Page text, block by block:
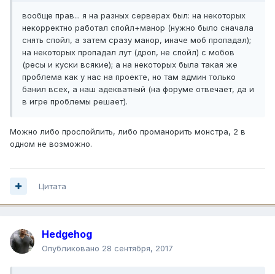
вообще прав... я на разных серверах был: на некоторых
некорректно работал спойл+манор (нужно было сначала
снять спойл, а затем сразу манор, иначе моб пропадал);
на некоторых пропадал лут (дроп, не спойл) с мобов
(ресы и куски всякие); а на некоторых была такая же
проблема как у нас на проекте, но там админ только
банил всех, а наш адекватный (на форуме отвечает, да и
в игре проблемы решает).
Можно либо проспойлить, либо проманорить монстра, 2 в
одном не возможно.
Цитата
Hedgehog
Опубликовано 28 сентября, 2017